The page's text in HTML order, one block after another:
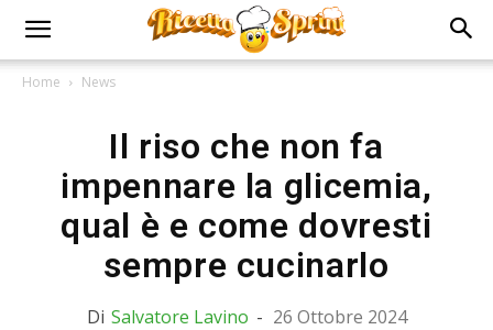
Home News
Il riso che non fa
impennare la glicemia,
qual è e come dovresti
sempre cucinarlo
Di Salvatore Lavino - 26 Ottobre 2024